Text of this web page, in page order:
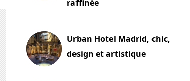
raffinée
Urban Hotel Madrid, chic,
design et artistique